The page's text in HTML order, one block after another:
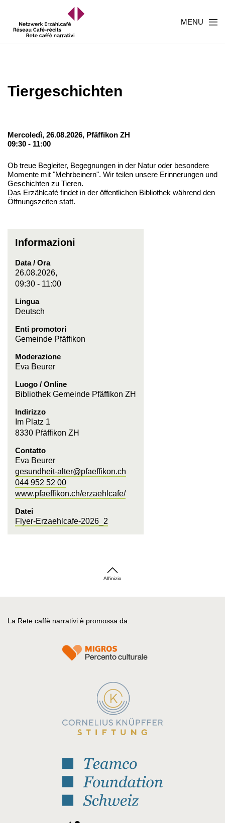
MENU
Tiergeschichten
Mercoledì, 26.08.2026, Pfäffikon ZH
09:30 - 11:00
Ob treue Begleiter, Begegnungen in der Natur oder besondere
Momente mit "Mehrbeinern". Wir teilen unsere Erinnerungen und
Geschichten zu Tieren.
Das Erzählcafé findet in der öffentlichen Bibliothek während den
Öffnungszeiten statt.
Informazioni
Data / Ora
26.08.2026,
09:30 - 11:00
Lingua
Deutsch
Enti promotori
Gemeinde Pfäffikon
Moderazione
Eva Beurer
Luogo / Online
Bibliothek Gemeinde Pfäffikon ZH
Indirizzo
Im Platz 1
8330 Pfäffikon ZH
Contatto
Eva Beurer
gesundheit-alter@pfaeffikon.ch
044 952 52 00
www.pfaeffikon.ch/erzaehlcafe/
Datei
Flyer-Erzaehlcafe-2026_2
All'inizio
La Rete caffè narrativi è promossa da: